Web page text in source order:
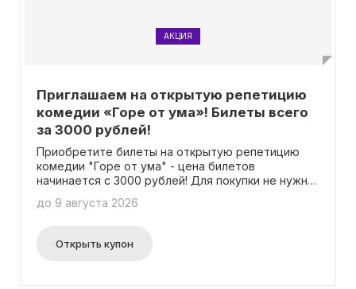
АКЦИЯ
Приглашаем на открытую репетицию
комедии «Горе от ума»! Билеты всего
за 3000 рублей!
Приобретите билеты на открытую репетицию
комедии "Горе от ума" - цена билетов
начинается с 3000 рублей! Для покупки не нужно
до 9 августа 2026
Открыть купон